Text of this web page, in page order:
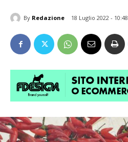
By Redazione 18 Luglio 2022 - 10:48